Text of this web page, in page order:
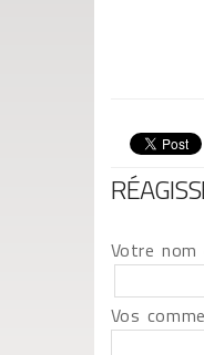
Votre nom
Vos